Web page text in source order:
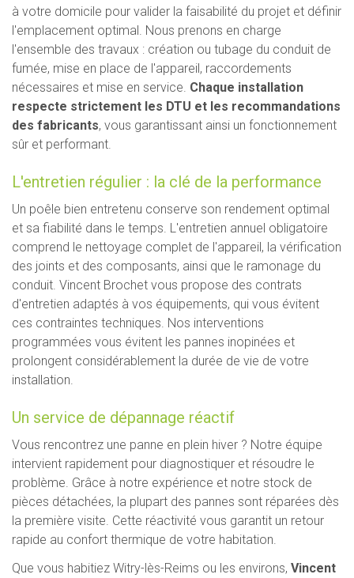
à votre domicile pour valider la faisabilité du projet et définir
l'emplacement optimal. Nous prenons en charge
l'ensemble des travaux : création ou tubage du conduit de
fumée, mise en place de l'appareil, raccordements
nécessaires et mise en service. Chaque installation
respecte strictement les DTU et les recommandations
des fabricants, vous garantissant ainsi un fonctionnement
sûr et performant.
L'entretien régulier : la clé de la performance
Un poêle bien entretenu conserve son rendement optimal
et sa fiabilité dans le temps. L'entretien annuel obligatoire
comprend le nettoyage complet de l'appareil, la vérification
des joints et des composants, ainsi que le ramonage du
conduit. Vincent Brochet vous propose des contrats
d'entretien adaptés à vos équipements, qui vous évitent
ces contraintes techniques. Nos interventions
programmées vous évitent les pannes inopinées et
prolongent considérablement la durée de vie de votre
installation.
Un service de dépannage réactif
Vous rencontrez une panne en plein hiver ? Notre équipe
intervient rapidement pour diagnostiquer et résoudre le
problème. Grâce à notre expérience et notre stock de
pièces détachées, la plupart des pannes sont réparées dès
la première visite. Cette réactivité vous garantit un retour
rapide au confort thermique de votre habitation.
Que vous habitiez Witry-lès-Reims ou les environs, Vincent